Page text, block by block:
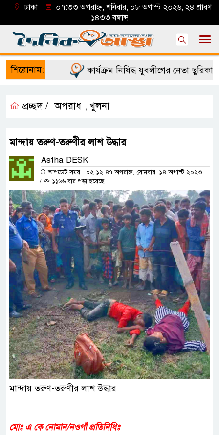
ঢাকা
০৭:৩৩ অপরাহ্ন, শনিবার, ০৮ অগাস্ট ২০২৬, ২৪ শ্রাবণ
১৪৩৩ বঙ্গাব্দ
শিরোনাম: কার্যক্রম নিষিদ্ধ যুবলীগের নেতা
প্রচ্ছদ / অপরাধ , খুলনা
মান্দায় তরুণ-তরুণীর লাশ উদ্ধার
Astha DESK
আপডেট সময় : ০২:১২:৪৭ অপরাহ্ন, সোমবার, ১৪ অগাস্ট ২০২৩
/
১১৬৬ বার পড়া হয়েছে
মান্দায় তরুণ-তরুণীর লাশ উদ্ধার
মোঃ এ কে নোমান/নওগাঁ প্রতিনিধিঃ